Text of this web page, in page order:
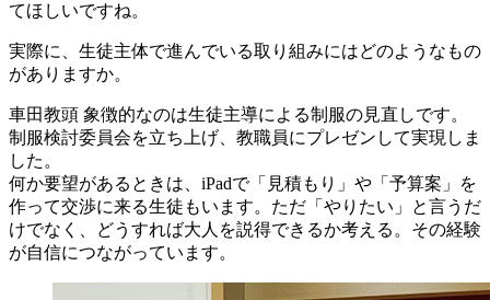
てほしいですね。
実際に、生徒主体で進んでいる取り組みにはどのようなもの
がありますか。
車田教頭 象徴的なのは生徒主導による制服の見直しです。
制服検討委員会を立ち上げ、教職員にプレゼンして実現しま
した。
何か要望があるときは、iPadで「見積もり」や「予算案」を
作って交渉に来る生徒もいます。ただ「やりたい」と言うだ
けでなく、どうすれば大人を説得できるか考える。その経験
が自信につながっています。